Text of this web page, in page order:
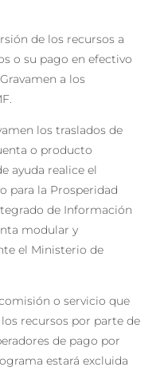
de los recursos a
o su pago en efectivo
a los
los traslados de
o producto
ayuda realice el
para la Prosperidad
de Información
modular y
el Ministerio de
o servicio que
recursos por parte de
de pago por
estará excluida